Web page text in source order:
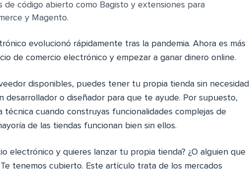
de código abierto como Bagisto y extensiones para
y Magento.
evolucionó rápidamente tras la pandemia. Ahora es más
de comercio electrónico y empezar a ganar dinero online.
disponibles, puedes tener tu propia tienda sin necesidad
desarrollador o diseñador para que te ayude. Por supuesto,
técnica cuando construyas funcionalidades complejas de
de las tiendas funcionan bien sin ellos.
electrónico y quieres lanzar tu propia tienda? ¿O alguien que
tenemos cubierto. Este artículo trata de los mercados